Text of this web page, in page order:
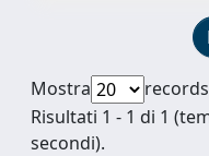
Mostra
records
Risultati 1 - 1 di 1
secondi).